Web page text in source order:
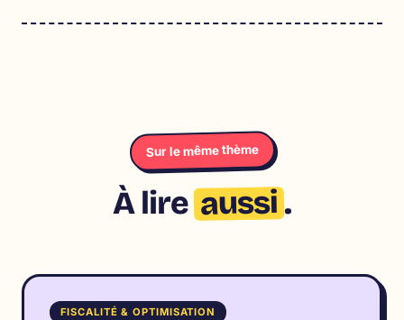
Sur le même thème
À lireaussi.
FISCALITÉ & OPTIMISATION